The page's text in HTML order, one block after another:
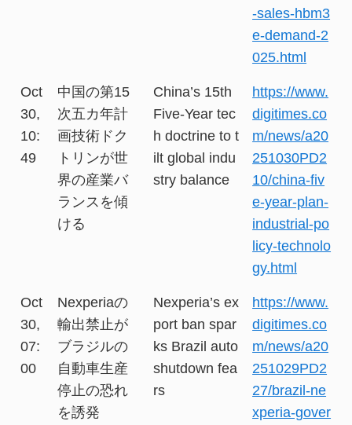
-sales-hbm3
e-demand-2
025.html
Oct
30,
10:
49
中国の第15
次五カ年計
画技術ドク
トリンが世
界の産業バ
ランスを傾
ける
China’s 15th
Five-Year tec
h doctrine to t
ilt global indu
stry balance
https://www.
digitimes.co
m/news/a20
251030PD2
10/china-fiv
e-year-plan-
industrial-po
licy-technolo
gy.html
Oct
30,
07:
00
Nexperiaの
輸出禁止が
ブラジルの
自動車生産
停止の恐れ
を誘発
Nexperia’s ex
port ban spar
ks Brazil auto
shutdown fea
rs
https://www.
digitimes.co
m/news/a20
251029PD2
27/brazil-ne
xperia-gover